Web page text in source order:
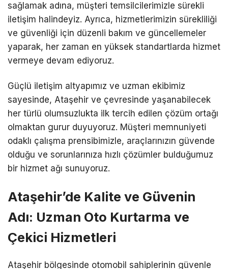
sağlamak adına, müşteri temsilcilerimizle sürekli
iletişim halindeyiz. Ayrıca, hizmetlerimizin sürekliliği
ve güvenliği için düzenli bakım ve güncellemeler
yaparak, her zaman en yüksek standartlarda hizmet
vermeye devam ediyoruz.
Güçlü iletişim altyapımız ve uzman ekibimiz
sayesinde, Ataşehir ve çevresinde yaşanabilecek
her türlü olumsuzlukta ilk tercih edilen çözüm ortağı
olmaktan gurur duyuyoruz. Müşteri memnuniyeti
odaklı çalışma prensibimizle, araçlarınızın güvende
olduğu ve sorunlarınıza hızlı çözümler bulduğumuz
bir hizmet ağı sunuyoruz.
Ataşehir’de Kalite ve Güvenin
Adı: Uzman Oto Kurtarma ve
Çekici Hizmetleri
Ataşehir bölgesinde otomobil sahiplerinin güvenle